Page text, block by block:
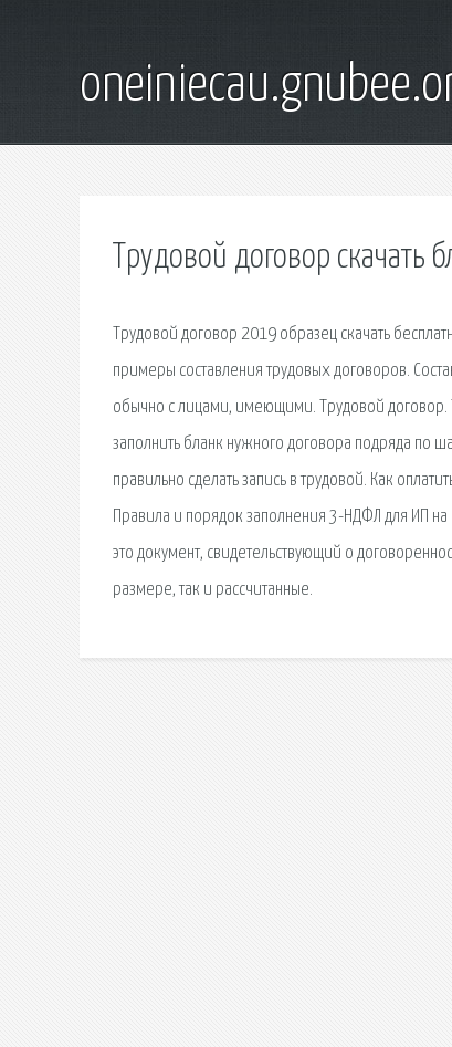
Трудовой договор скачать
Трудовой договор 2019 образец скачать
примеры составления трудовых договоров.
обычно с лицами, имеющими. Трудовой договор.
заполнить бланк нужного договора подряда по
правильно сделать запись в трудовой. Как
Правила и порядок заполнения 3-НДФЛ для ИП
это документ, свидетельствующий о
размере, так и рассчитанные.